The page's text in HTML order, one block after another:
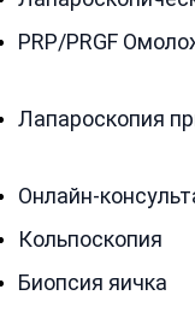
PRP/PRGF
Лапароскопия
Онлайн-
Кольпоскопия
Биопсия яичка